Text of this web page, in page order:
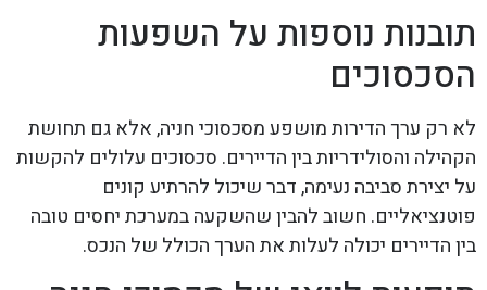
תובנות נוספות על השפעות
הסכסוכים
לא רק ערך הדירות מושפע מסכסוכי חניה, אלא גם תחושת
הקהילה והסולידריות בין הדיירים. סכסוכים עלולים להקשות
על יצירת סביבה נעימה, דבר שיכול להרתיע קונים
פוטנציאליים. חשוב להבין שהשקעה במערכת יחסים טובה
בין הדיירים יכולה לעלות את הערך הכולל של הנכס.